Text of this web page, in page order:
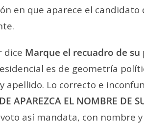
en que aparece el candidato
dice Marque el recuadro de su
es de geometría
apellido. Lo correcto e
APAREZCA EL NOMBRE DE
así mandata, con nombre y